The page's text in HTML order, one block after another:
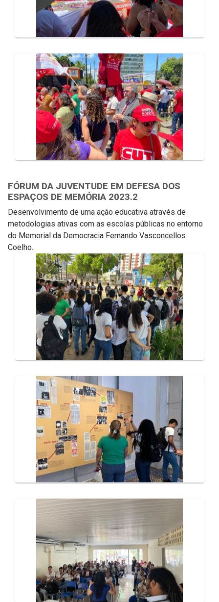
FÓRUM DA JUVENTUDE EM DEFESA DOS
ESPAÇOS DE MEMÓRIA 2023.2
Desenvolvimento de uma ação educativa através de
metodologias ativas com as escolas públicas no entorno
do Memorial da Democracia Fernando Vasconcellos
Coelho.
Galeria de Mídias